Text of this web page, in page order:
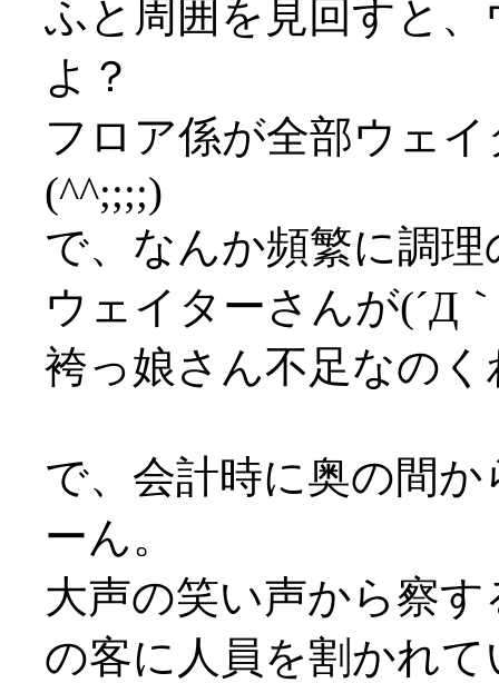
ふと周囲を見回すと
よ？
フロア係が全部ウェ
(^^;;;;)
で、なんか頻繁に調
ウェイターさんが(´Д
袴っ娘さん不足なのく
で、会計時に奥の間
ーん。
大声の笑い声から察
の客に人員を割かれて